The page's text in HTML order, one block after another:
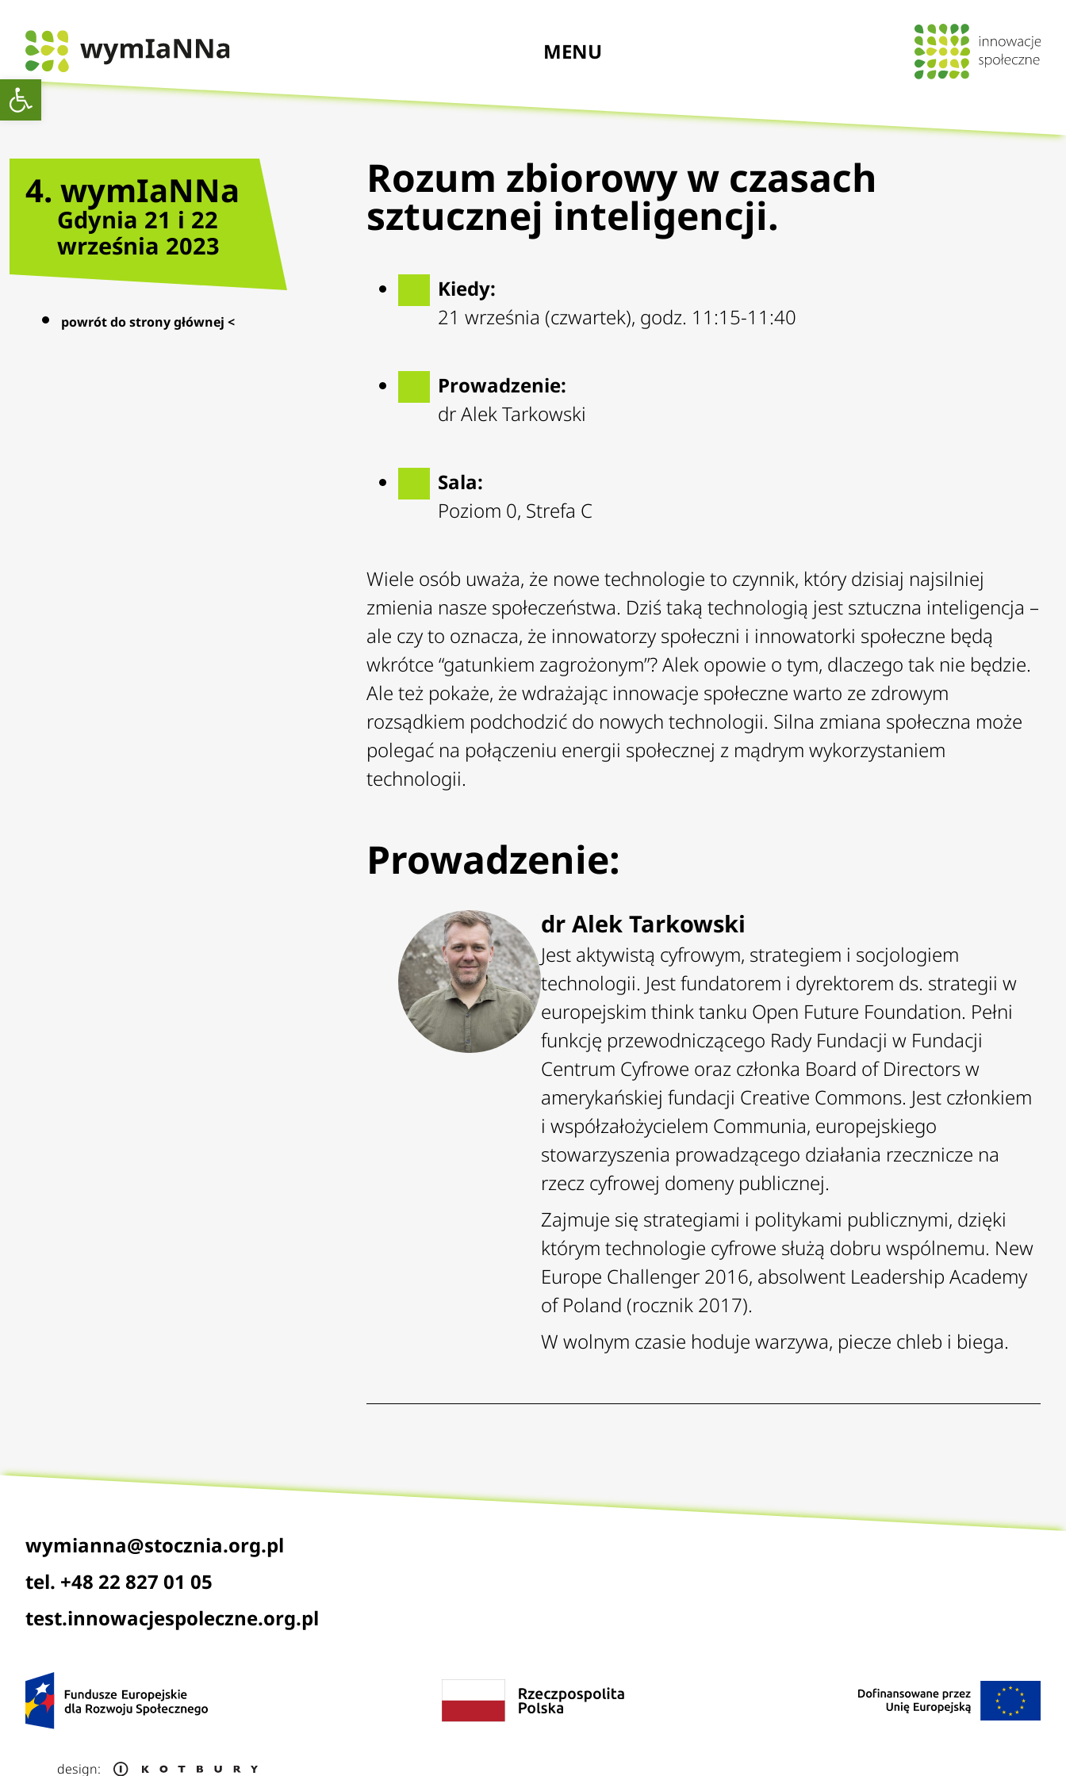
Open toolbar
MENU
4. wymIaNNa
Gdynia 21 i 22
września 2023
powrót do strony głównej <
Rozum zbiorowy w czasach
sztucznej inteligencji.
Kiedy:
21 września (czwartek), godz. 11:15-11:40
Prowadzenie:
dr Alek Tarkowski
Sala:
Poziom 0, Strefa C
Wiele osób uważa, że nowe technologie to czynnik, który dzisiaj najsilniej
zmienia nasze społeczeństwa. Dziś taką technologią jest sztuczna inteligencja –
ale czy to oznacza, że innowatorzy społeczni i innowatorki społeczne będą
wkrótce “gatunkiem zagrożonym”? Alek opowie o tym, dlaczego tak nie będzie.
Ale też pokaże, że wdrażając innowacje społeczne warto ze zdrowym
rozsądkiem podchodzić do nowych technologii. Silna zmiana społeczna może
polegać na połączeniu energii społecznej z mądrym wykorzystaniem
technologii.
Prowadzenie:
dr Alek Tarkowski
Jest aktywistą cyfrowym, strategiem i socjologiem
technologii. Jest fundatorem i dyrektorem ds. strategii w
europejskim think tanku Open Future Foundation. Pełni
funkcję przewodniczącego Rady Fundacji w Fundacji
Centrum Cyfrowe oraz członka Board of Directors w
amerykańskiej fundacji Creative Commons. Jest członkiem
i współzałożycielem Communia, europejskiego
stowarzyszenia prowadzącego działania rzecznicze na
rzecz cyfrowej domeny publicznej.
Zajmuje się strategiami i politykami publicznymi, dzięki
którym technologie cyfrowe służą dobru wspólnemu. New
Europe Challenger 2016, absolwent Leadership Academy
of Poland (rocznik 2017).
W wolnym czasie hoduje warzywa, piecze chleb i biega.
wymianna@stocznia.org.pl
tel. +48 22 827 01 05
test.innowacjespoleczne.org.pl
design: